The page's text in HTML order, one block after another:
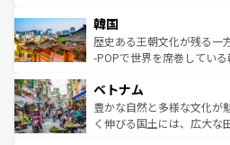
ワイを、存分に味わってほしい。 なお、新着のハ
はコンテンツ一覧を参照し
いる。アクティビティも充
ビング、ハイキングなど、
い。オーストラリアの多彩
参照してほしい。
ン）、静ひつな山岳地帯で
と山間の静けさが共存して
驚きをもたらしてくれる。
容にもいいと評判のスイー
が味わえる。 なお、
照してほしい。
韓国
歴史ある王朝文化が残る一
-POPで世界を席巻してい
き、地方に足を延ばせば四
できる。そして、キムチや
まで、さまざまな韓国料理
ベトナム
豊かな自然と多様な文化が
く伸びる国土には、広大な